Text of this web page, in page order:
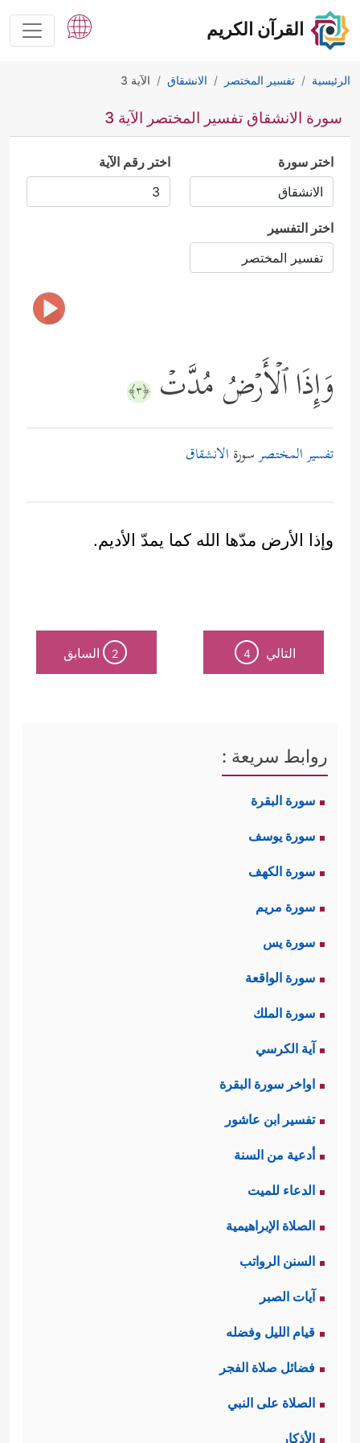
القرآن الكريم
الرئيسية تفسير المختصر الانشقاق الآية 3
سورة الانشقاق تفسير المختصر الآية 3
اختر سورة اختر رقم الآية
اختر التفسير
وَإِذَا ٱلۡأَرۡضُ مُدَّتۡ ﴿٣﴾
تفسير المختصرسورة الانشقاق
وإذا الأرض مدّها الله كما يمدّ الأديم.
التالي 4
2 السابق
روابط سريعة :
سورة البقرة
سورة يوسف
سورة الكهف
سورة مريم
سورة يس
سورة الواقعة
سورة الملك
آية الكرسي
اواخر سورة البقرة
تفسير ابن عاشور
أدعية من السنة
الدعاء للميت
الصلاة الإبراهيمية
السنن الرواتب
آيات الصبر
قيام الليل وفضله
فضائل صلاة الفجر
الصلاة على النبي
الأذكار